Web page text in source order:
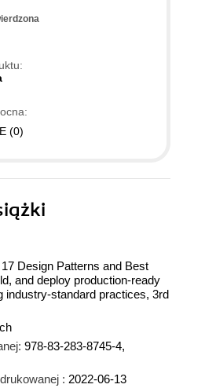
(0)
Design Patterns and Best
and deploy production-ready
industry-standard practices, 3rd
978-83-283-8745-4,
: 2022-06-13